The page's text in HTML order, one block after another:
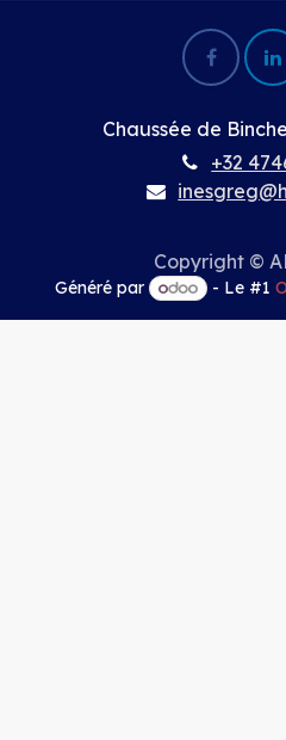
Chaussée de
+32
Copyright ©
Généré par - Le #1